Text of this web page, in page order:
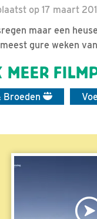
op 17 maart
maar een
gure weken
MEER
Broeden